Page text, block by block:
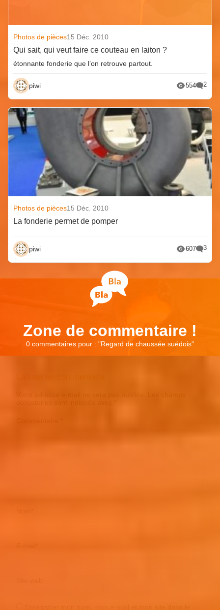
Photos de pièces15 Déc. 2010
Qui sait, qui veut faire ce couteau en laiton ?
étonnante fonderie que l’on retrouve partout.
piwi 554 2
Photos de pièces15 Déc. 2010
La fonderie permet de pomper
piwi 607 3
Zone de commentaire !
0 commentaires pour : "Regard de chaussée suédois"